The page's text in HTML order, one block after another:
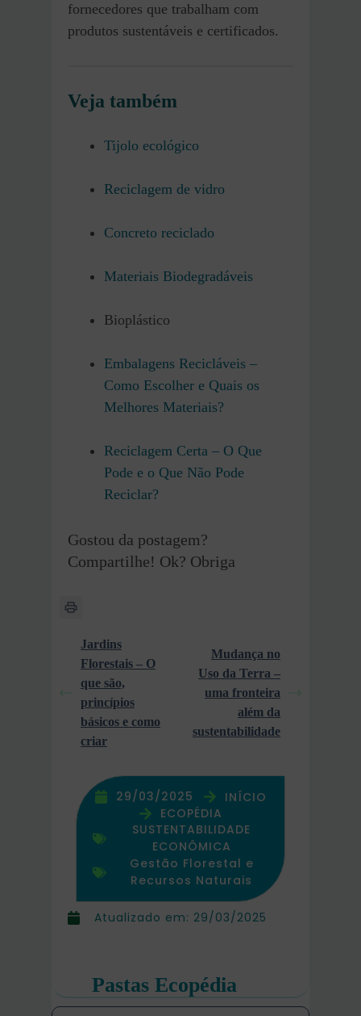
Atualizado em: 29/03/2025
fornecedores que trabalham com
produtos sustentáveis e certificados.
Veja também
Tijolo ecológico
Reciclagem de vidro
Concreto reciclado
Materiais Biodegradáveis
Bioplástico
Embalagens Recicláveis –
Como Escolher e Quais os
Melhores Materiais?
Reciclagem Certa – O Que
Pode e o Que Não Pode
Reciclar?
Gostou da postagem?
Compartilhe! Ok? Obriga
Jardins
Florestais – O
que são,
princípios
básicos e como
criar
Mudança no
Uso da Terra –
uma fronteira
além da
sustentabilidade
29/03/2025
INÍCIO
ECOPÉDIA
SUSTENTABILIDADE
ECONÔMICA
Gestão Florestal e
Recursos Naturais
Pastas Ecopédia